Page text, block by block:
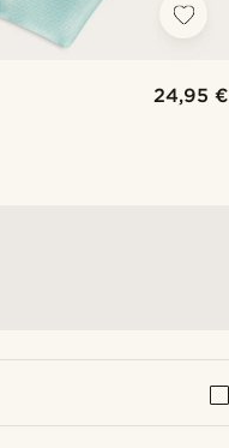
24,95 €